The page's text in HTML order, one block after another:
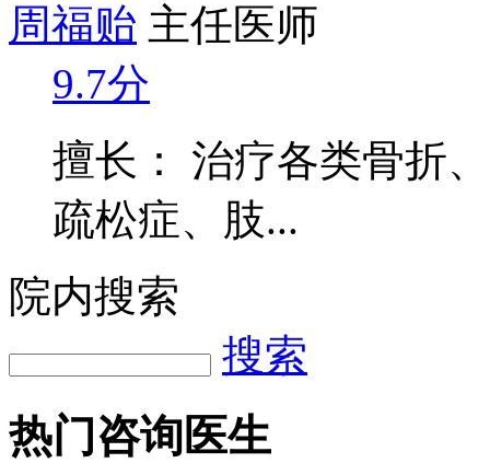
周福贻 主任医师
9.7分
擅长： 治疗各类骨折
疏松症、肢...
院内搜索
搜索
热门咨询医生